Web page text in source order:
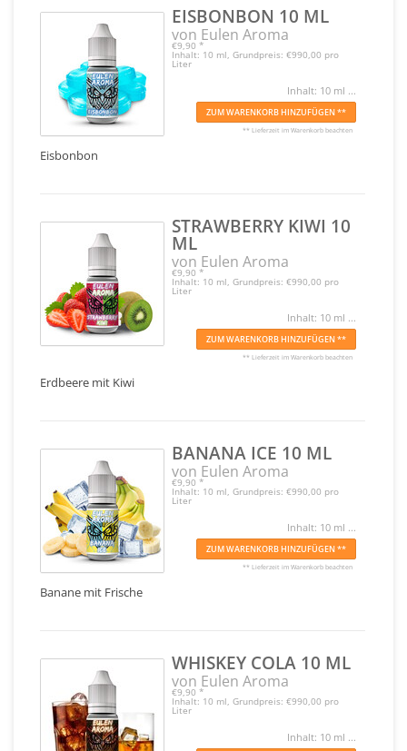
EISBONBON 10 ML
von Eulen Aroma
€9,90 *
Inhalt: 10 ml, Grundpreis: €990,00 pro
Liter
Inhalt: 10 ml ...
ZUM WARENKORB HINZUFÜGEN **
** Lieferzeit im Warenkorb beachten
Eisbonbon
STRAWBERRY KIWI 10
ML
von Eulen Aroma
€9,90 *
Inhalt: 10 ml, Grundpreis: €990,00 pro
Liter
Inhalt: 10 ml ...
ZUM WARENKORB HINZUFÜGEN **
** Lieferzeit im Warenkorb beachten
Erdbeere mit Kiwi
BANANA ICE 10 ML
von Eulen Aroma
€9,90 *
Inhalt: 10 ml, Grundpreis: €990,00 pro
Liter
Inhalt: 10 ml ...
ZUM WARENKORB HINZUFÜGEN **
** Lieferzeit im Warenkorb beachten
Banane mit Frische
WHISKEY COLA 10 ML
von Eulen Aroma
€9,90 *
Inhalt: 10 ml, Grundpreis: €990,00 pro
Liter
Inhalt: 10 ml ...